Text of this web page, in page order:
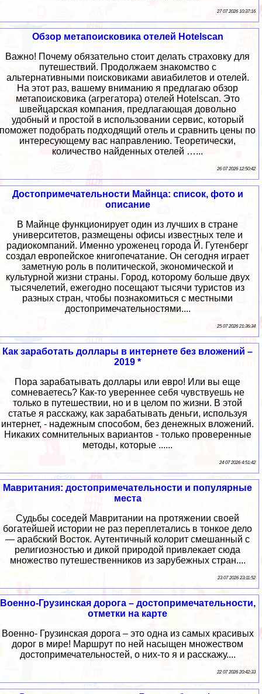
27 07 2026 10:37:16
Обзор метапоисковика отелей Hotelscan
Важно! Почему обязательно стоит делать страховку для
путешествий. Продолжаем знакомство с
альтернативными поисковиками авиабилетов и отелей.
На этот раз, вашему вниманию я предлагаю обзор
метапоисковика (агрегатора) отелей Hotelscan. Это
швейцарская компания, предлагающая довольно
удобный и простой в использовании сервис, который
поможет подобрать подходящий отель и сравнить цены по
интересующему вас направлению. Теоретически,
количество найденных отелей …...
26 07 2026 12:50:42
Достопримечательности Майнца: список, фото и
описание
В Майнце функционирует один из лучших в стране
университетов, размещены офисы известных теле и
радиокомпаний. Именно уроженец города Й. Гутенберг
создал европейское книгопечатание. Он сегодня играет
заметную роль в политической, экономической и
культурной жизни страны. Город, которому больше двух
тысячелетий, ежегодно посещают тысячи туристов из
разных стран, чтобы познакомиться с местными
достопримечательностями....
25 07 2026 21:36:34
Как заработать доллары в интернете без вложений –
2019 *
Пора зарабатывать доллары или евро! Или вы еще
сомневаетесь? Как-то увереннее себя чувствуешь не
только в путешествии, но и в целом по жизни. В этой
статье я расскажу, как зарабатывать деньги, используя
интернет, - надежным способом, без денежных вложений.
Никаких сомнительных вариантов - только проверенные
методы, которые ......
24 07 2026 4:51:42
Мавритания: достопримечательности и популярные
места
Судьбы соседей Мавритании на протяжении своей
богатейшей истории не раз переплетались в тонкое дело
— арабский Восток. Аутентичный колорит смешанный с
религиозностью и дикой природой привлекает сюда
множество путешественников из зарубежных стран....
23 07 2026 23:11:52
Военно-Грузинская дорога – достопримечательности,
отметки на карте
Военно- Грузинская дорога – это одна из самых красивых
дорог в мире! Маршрут по ней насыщен множеством
достопримечательностей, о них-то я и расскажу....
22 07 2026 20:42:33